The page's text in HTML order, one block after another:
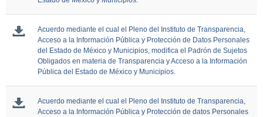
Acuerdo mediante el cual el Pleno del Instituto de Transparencia,
Acceso a la Información Pública y Protección de Datos Personales
del Estado de México y Municipios, modifica el Padrón de Sujetos
Obligados en materia de Transparencia y Acceso a la Información
Pública del Estado de México y Municipios.
Acuerdo mediante el cual el Pleno del Instituto de Transparencia,
Acceso a la Información Pública y Protección de datos Personales